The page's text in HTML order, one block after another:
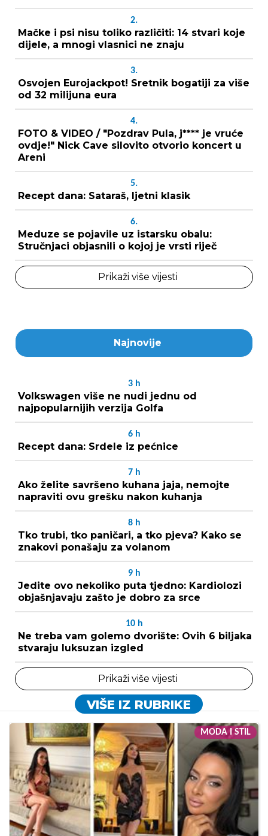
2.
Mačke i psi nisu toliko različiti: 14 stvari koje
dijele, a mnogi vlasnici ne znaju
3.
Osvojen Eurojackpot! Sretnik bogatiji za više
od 32 milijuna eura
4.
FOTO & VIDEO / "Pozdrav Pula, j**** je vruće
ovdje!" Nick Cave silovito otvorio koncert u
Areni
5.
Recept dana: Sataraš, ljetni klasik
6.
Meduze se pojavile uz istarsku obalu:
Stručnjaci objasnili o kojoj je vrsti riječ
Prikaži više vijesti
Najnovije
3 h
Volkswagen više ne nudi jednu od
najpopularnijih verzija Golfa
6 h
Recept dana: Srdele iz pećnice
7 h
Ako želite savršeno kuhana jaja, nemojte
napraviti ovu grešku nakon kuhanja
8 h
Tko trubi, tko paničari, a tko pjeva? Kako se
znakovi ponašaju za volanom
9 h
Jedite ovo nekoliko puta tjedno: Kardiolozi
objašnjavaju zašto je dobro za srce
10 h
Ne treba vam golemo dvorište: Ovih 6 biljaka
stvaraju luksuzan izgled
Prikaži više vijesti
VIŠE IZ RUBRIKE
MODA I STIL